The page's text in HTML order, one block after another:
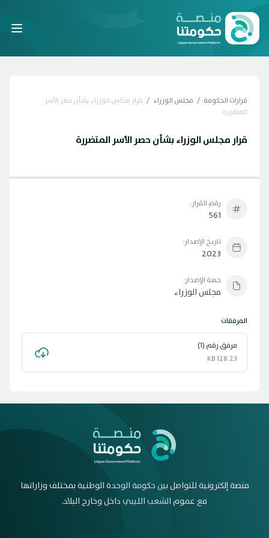
Laravel
قرارات الحكومة / مجلس الوزراء / قرار مجلس الوزراء بشأن حصر الأسر
المتضررة
قرار مجلس الوزراء بشأن حصر الأسر المتضررة
رقم القرار:
561
تاريخ الإصدار:
2023
جهة الإصدار:
مجلس الوزراء
المرفقات
مرفق رقم (1)
128.23 KB
منصة إلكترونية للتواصل بين حكومة الوحدة الوطنية بمختلف وزاراتها
مع عموم الشعب الليبي داخل وخارج البلاد.